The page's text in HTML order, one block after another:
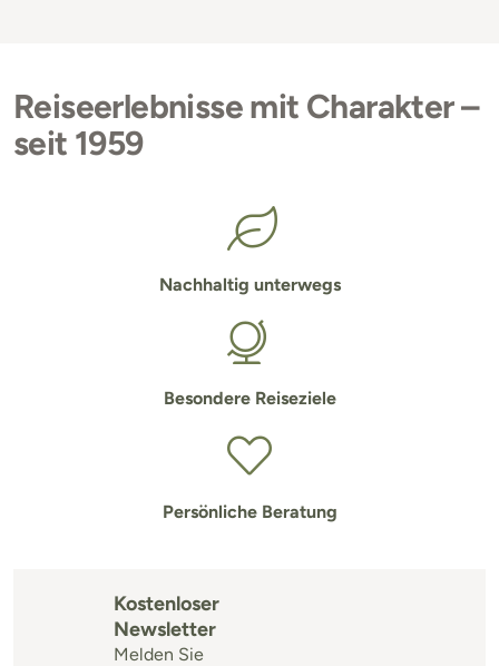
Reiseerlebnisse mit Charakter –
seit 1959
Nachhaltig unterwegs
Besondere Reiseziele
Persönliche Beratung
Kostenloser
Newsletter
Melden Sie